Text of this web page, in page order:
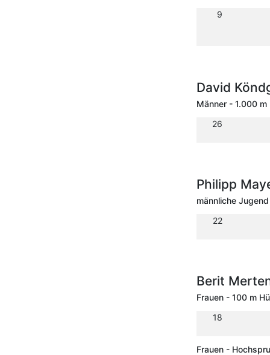
9
David
Männer - 1.000 m
26
Philipp
männliche
22
Berit
Frauen - 100 m
18
Frauen -